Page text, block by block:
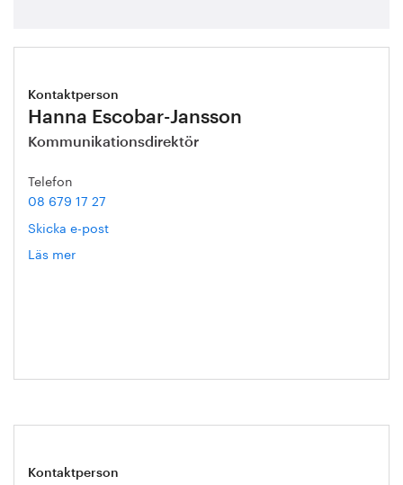
Kontaktperson
Hanna Escobar-Jansson
Kommunikationsdirektör
Telefon
08 679 17 27
Skicka e-post
Läs mer
Kontaktperson